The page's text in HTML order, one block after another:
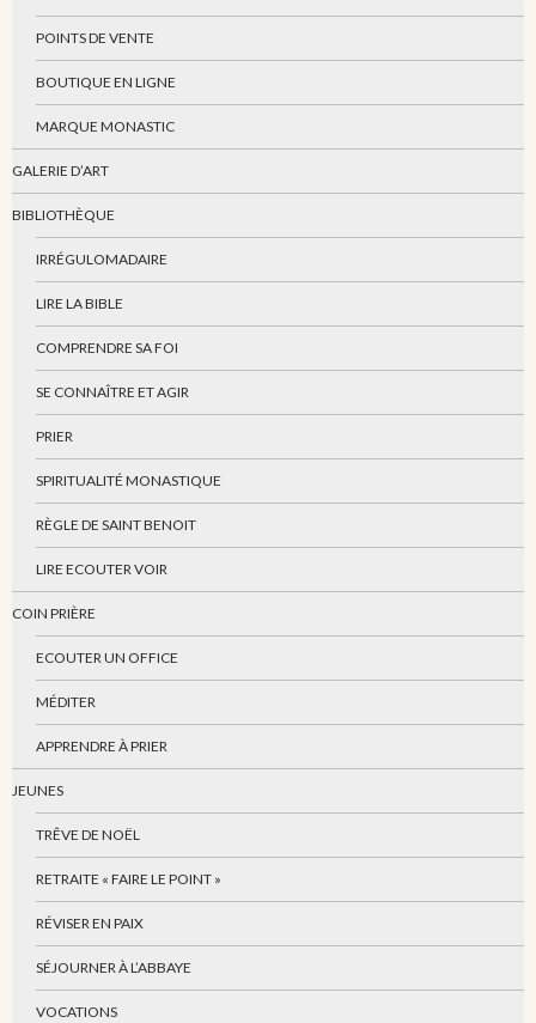
POINTS DE VENTE
BOUTIQUE EN LIGNE
MARQUE MONASTIC
GALERIE D’ART
BIBLIOTHÈQUE
IRRÉGULOMADAIRE
LIRE LA BIBLE
COMPRENDRE SA FOI
SE CONNAÎTRE ET AGIR
PRIER
SPIRITUALITÉ MONASTIQUE
RÈGLE DE SAINT BENOIT
LIRE ECOUTER VOIR
COIN PRIÈRE
ECOUTER UN OFFICE
MÉDITER
APPRENDRE À PRIER
JEUNES
TRÊVE DE NOËL
RETRAITE « FAIRE LE POINT »
RÉVISER EN PAIX
SÉJOURNER À L’ABBAYE
VOCATIONS